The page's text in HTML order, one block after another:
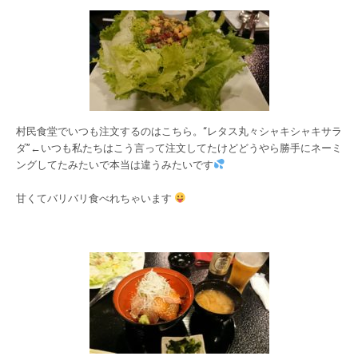
村民食堂でいつも注文するのはこちら。“レタス丸々シャキシャキサラ
ダ”←いつも私たちはこう言って注文してたけどどうやら勝手にネーミ
ングしてたみたいで本当は違うみたいです
甘くてバリバリ食べれちゃいます